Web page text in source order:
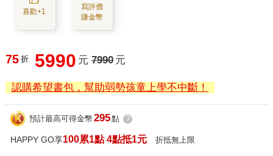
喜歡+1
寫評價
賺金幣
75 折 5990 元 7990 元
認購希望書包，幫助弱勢孩童上學不中斷！
預計最高可得金幣 295點 ?
HAPPY GO享100累1點 4點抵1元 折抵無上限